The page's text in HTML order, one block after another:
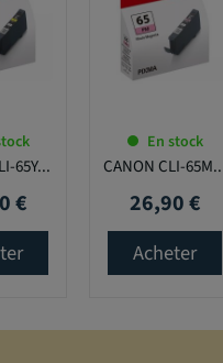
65Y...
€
En stock
CANON CLI-
Prix
26,90 €
Acheter